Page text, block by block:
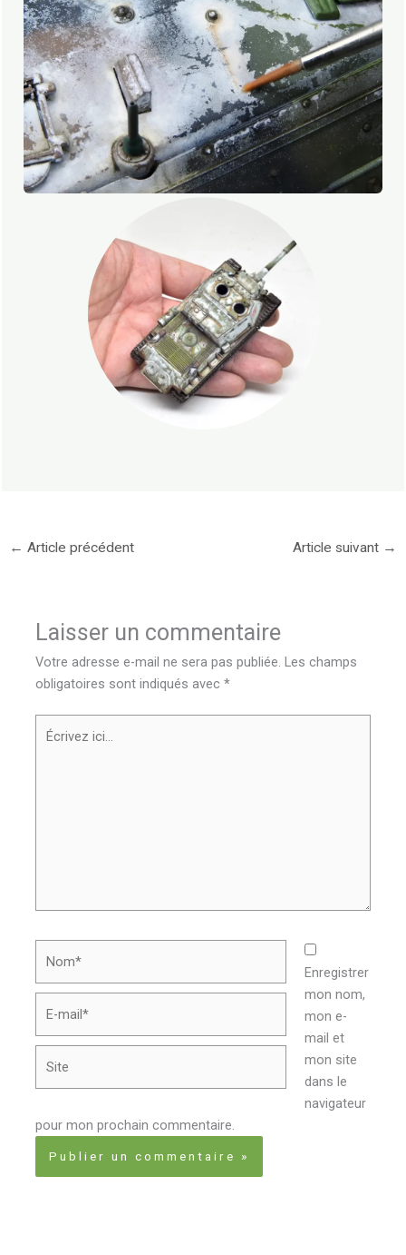
← Article précédent Article suivant →
Laisser un commentaire
Votre adresse e-mail ne sera pas publiée. Les champs
obligatoires sont indiqués avec*
Écrivez
ici…
mail*
Enregistrer
mon nom,
mon e-
mail et
mon site
dans le
navigateur
pour mon prochain commentaire.